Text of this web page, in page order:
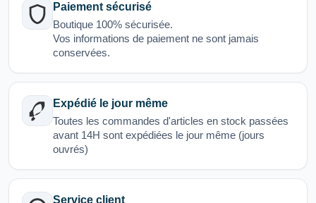
Paiement sécurisé
Boutique 100% sécurisée.
Vos informations de paiement ne sont jamais
conservées.
Expédié le jour même
Toutes les commandes d'articles en stock passées
avant 14H sont expédiées le jour même (jours
ouvrés)
Service client